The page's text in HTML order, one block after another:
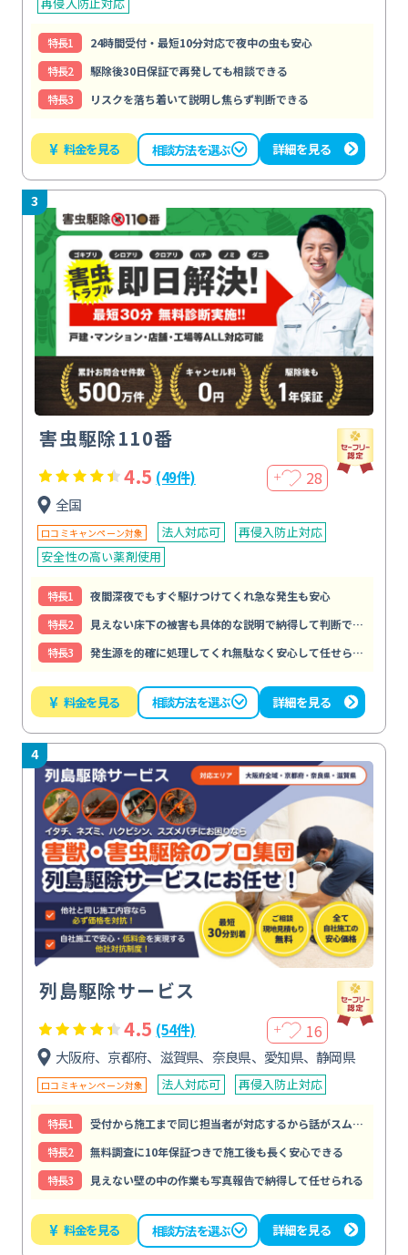
特⻑1
24時間受付・最短10分対応で夜中の虫も安心
特⻑2
駆除後30日保証で再発しても相談できる
特⻑3
リスクを落ち着いて説明し焦らず判断できる
¥ 料金を見る 相談方法を選ぶ 詳細を見る
3
害虫駆除110番
4.5 (49件) ＋ 28
全国
口コミキャンペーン対象 法人対応可
再侵入防止対応
安全性の高い薬剤使用
特⻑1
夜間深夜でもすぐ駆けつけてくれ急な発生も安心
特⻑2
見えない床下の被害も具体的な説明で納得して判断できる
特⻑3
発生源を的確に処理してくれ無駄なく安心して任せられる
¥ 料金を見る 相談方法を選ぶ 詳細を見る
4
列島駆除サービス
4.5 (54件) ＋ 16
大阪府、京都府、滋賀県、奈良県、愛知県、静岡県
口コミキャンペーン対象 法人対応可 再侵入防止対応
特⻑1
受付から施工まで同じ担当者が対応するから話がスムーズで安心
特⻑2
無料調査に10年保証つきで施工後も長く安心できる
特⻑3
見えない壁の中の作業も写真報告で納得して任せられる
¥ 料金を見る 相談方法を選ぶ 詳細を見る